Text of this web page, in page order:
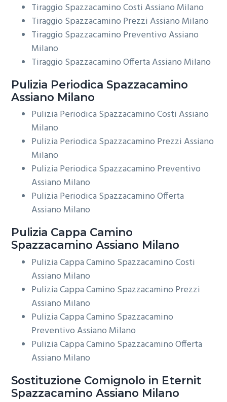
Tiraggio Spazzacamino Costi Assiano Milano
Tiraggio Spazzacamino Prezzi Assiano Milano
Tiraggio Spazzacamino Preventivo Assiano
Milano
Tiraggio Spazzacamino Offerta Assiano Milano
Pulizia Periodica Spazzacamino
Assiano Milano
Pulizia Periodica Spazzacamino Costi Assiano
Milano
Pulizia Periodica Spazzacamino Prezzi Assiano
Milano
Pulizia Periodica Spazzacamino Preventivo
Assiano Milano
Pulizia Periodica Spazzacamino Offerta
Assiano Milano
Pulizia Cappa Camino
Spazzacamino Assiano Milano
Pulizia Cappa Camino Spazzacamino Costi
Assiano Milano
Pulizia Cappa Camino Spazzacamino Prezzi
Assiano Milano
Pulizia Cappa Camino Spazzacamino
Preventivo Assiano Milano
Pulizia Cappa Camino Spazzacamino Offerta
Assiano Milano
Sostituzione Comignolo in Eternit
Spazzacamino Assiano Milano